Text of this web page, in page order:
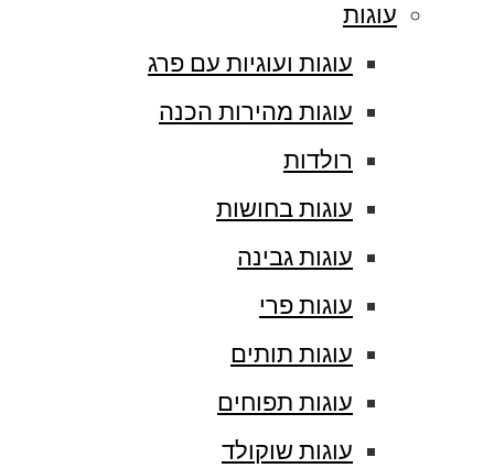
עוגות
עוגות ועוגיות עם פרג
עוגות מהירות הכנה
רולדות
עוגות בחושות
עוגות גבינה
עוגות פרי
עוגות תותים
עוגות תפוחים
עוגות שוקולד